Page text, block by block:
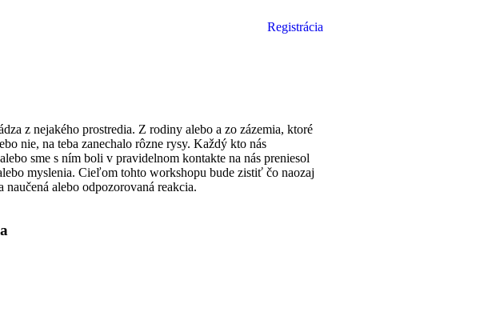
Registrácia
z nejakého prostredia. Z rodiny alebo a zo zázemia, ktoré
nie, na teba zanechalo rôzne rysy. Každý kto nás
sme s ním boli v pravidelnom kontakte na nás preniesol
myslenia. Cieľom tohto workshopu bude zistiť čo naozaj
naučená alebo odpozorovaná reakcia.